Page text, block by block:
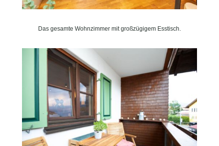
Das gesamte Wohnzimmer mit großzügigem Esstisch.